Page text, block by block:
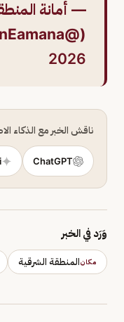
— أمانة
(@EasternEamana)
2026
ناقش الخبر مع الذكاء
ChatGPT
وَرَد في الخبر
مكانالمنطقة الشرقية